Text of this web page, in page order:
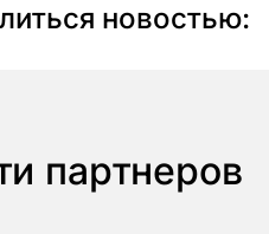
новостью:
партнеров